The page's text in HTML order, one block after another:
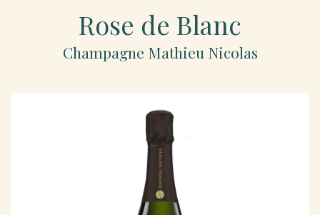
Rose de Blanc
Champagne Mathieu Nicolas